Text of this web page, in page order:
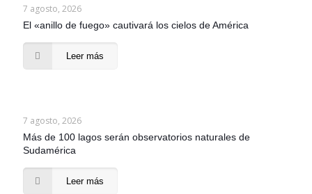
7 agosto, 2026
El «anillo de fuego» cautivará los cielos de América
Leer más
7 agosto, 2026
Más de 100 lagos serán observatorios naturales de
Sudamérica
Leer más